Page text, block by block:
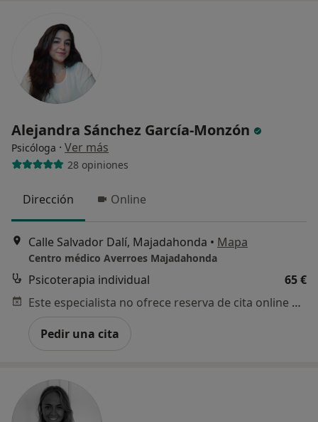
Alejandra Sánchez García-Monzón
Psicóloga · Ver más
28 opiniones
Dirección Online
Calle Salvador Dalí, Majadahonda • Mapa
Centro médico Averroes Majadahonda
Psicoterapia individual
65 €
Este especialista no ofrece reserva de cita online en esta dirección.
Pedir una cita